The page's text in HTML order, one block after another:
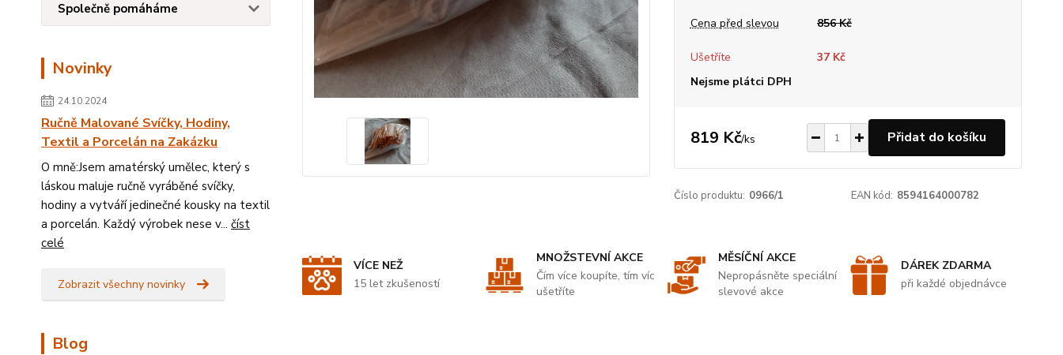
Společně pomáháme
Novinky
24.10.2024
Ručně Malované Svíčky, Hodiny,
Textil a Porcelán na Zakázku
O mně:Jsem amatérský umělec, který s
láskou maluje ručně vyráběné svíčky,
hodiny a vytváří jedinečné kousky na textil
a porcelán. Každý výrobek nese v... číst
celé
Zobrazit všechny novinky
Blog
Cena před slevou 856 Kč
Ušetříte
37 Kč
Nejsme plátci DPH
819 Kč/ks Přidat do košíku
Číslo produktu: 0966/1 EAN kód: 8594164000782
VÍCE NEŽ
15 let zkušeností
MNOŽSTEVNÍ AKCE
Čím více koupíte, tím víc
ušetříte
MĚSÍČNÍ AKCE
Nepropásněte speciální
slevové akce
DÁREK ZDARMA
při každé objednávce